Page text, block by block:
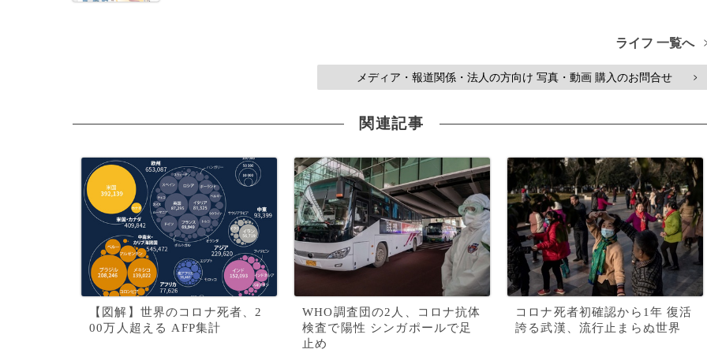
ライフ 一覧へ
メディア・報道関係・法人の方向け 写真・動画 購入のお問合せ >
関連記事
【図解】世界のコロナ死者、2
00万人超える AFP集計
WHO調査団の2人、コロナ抗体
検査で陽性 シンガポールで足
止め
コロナ死者初確認から1年 復活
誇る武漢、流行止まらぬ世界